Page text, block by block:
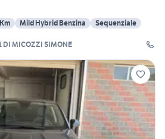
Mild Hybrid Benzina
Sequenziale
DI MICOZZI SIMONE